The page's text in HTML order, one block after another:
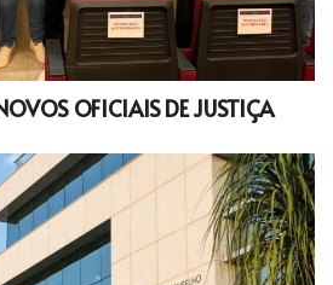
OFICIAIS DE JUSTIÇA